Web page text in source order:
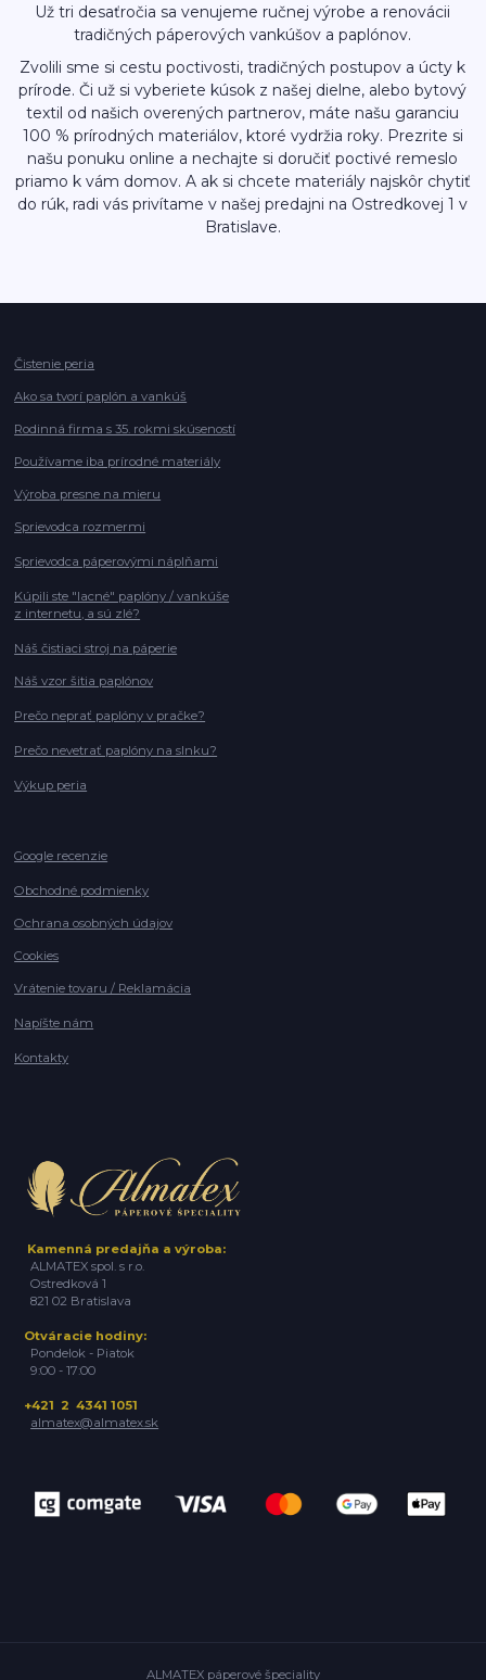
Už tri desaťročia sa venujeme ručnej výrobe a renovácii
tradičných páperových vankúšov a paplónov.
Zvolili sme si cestu poctivosti, tradičných postupov a úcty k
prírode. Či už si vyberiete kúsok z našej dielne, alebo bytový
textil od našich overených partnerov, máte našu garanciu
100 % prírodných materiálov, ktoré vydržia roky. Prezrite si
našu ponuku online a nechajte si doručiť poctivé remeslo
priamo k vám domov. A ak si chcete materiály najskôr chytiť
do rúk, radi vás privítame v našej predajni na Ostredkovej 1 v
Bratislave.
Čistenie peria
Ako sa tvorí paplón a vankúš
Rodinná firma s 35. rokmi skúseností
Používame iba prírodné materiály
Výroba presne na mieru
Sprievodca rozmermi
Sprievodca páperovými náplňami
Kúpili ste "lacné" paplóny / vankúše
z internetu, a sú zlé?
Náš čistiaci stroj na páperie
Náš vzor šitia paplónov
Prečo neprať paplóny v pračke?
Prečo nevetrať paplóny na slnku?
Výkup peria
Google recenzie
Obchodné podmienky
Ochrana osobných údajov
Cookies
Vrátenie tovaru / Reklamácia
Napíšte nám
Kontakty
Kamenná predajňa a výroba:
ALMATEX spol. s r.o.
Ostredková 1
821 02 Bratislava
Otváracie hodiny:
Pondelok - Piatok
9:00 - 17:00
+421 2 4341 1051
almatex@almatex.sk
ALMATEX páperové špeciality